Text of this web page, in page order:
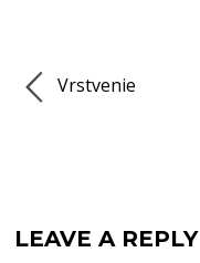
Vrstvenie
LEAVE A REPLY